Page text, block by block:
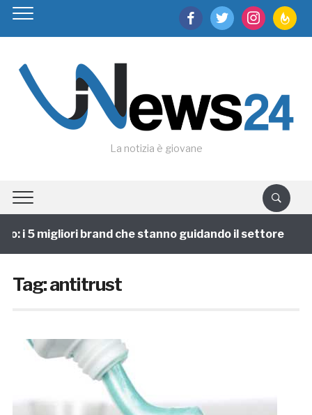
facebooktwitter instagram
La notizia è giovane
i 5 migliori brand che stanno guidando il settore
Tag:antitrust